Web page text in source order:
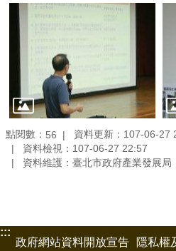
點閱數： 56
資料更新：107-06-27
資料檢視：107-06-27 22:57
資料維護：臺北市政府產業發展局
:::
政府網站資料開放宣告
隱私權